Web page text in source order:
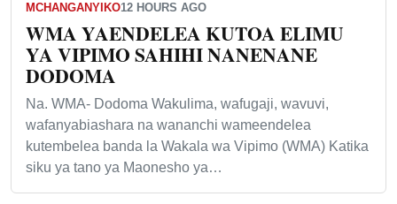
MCHANGANYIKO12 HOURS AGO
WMA YAENDELEA KUTOA ELIMU
YA VIPIMO SAHIHI NANENANE
DODOMA
Na. WMA- Dodoma Wakulima, wafugaji, wavuvi,
wafanyabiashara na wananchi wameendelea
kutembelea banda la Wakala wa Vipimo (WMA) Katika
siku ya tano ya Maonesho ya…